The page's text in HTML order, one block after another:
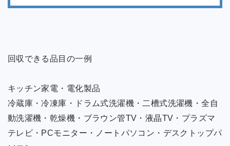
回収できる品目の一例
キッチン家電・電化製品
冷蔵庫・冷凍庫・ドラム式洗濯機・二槽式洗濯機・全自
動洗濯機・乾燥機・ブラウン管TV・液晶TV・プラズマ
テレビ・PCモニター・ノートパソコン・デスクトップパ